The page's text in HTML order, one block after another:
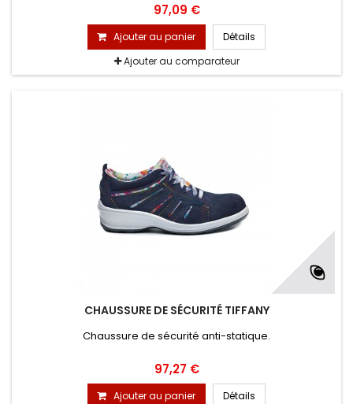
DOUBLURE : en maille 3D, à structure avéolée, améliore la
ventilation périphérique du pied et sèche rapidement
EMBOUT : PREM-Alu B en aluminium 200 J
97,09 €
Ajouter au panier
Détails
Ajouter au comparateur
CHAUSSURE DE SÉCURITÉ TIFFANY
Chaussure de sécurité anti-statique.
97,27 €
Ajouter au panier
Détails